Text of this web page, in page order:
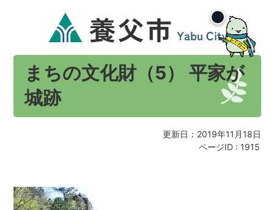
まちの文化財（5） 平家が
城跡
更新日：2019年11月18日
ページID : 1915